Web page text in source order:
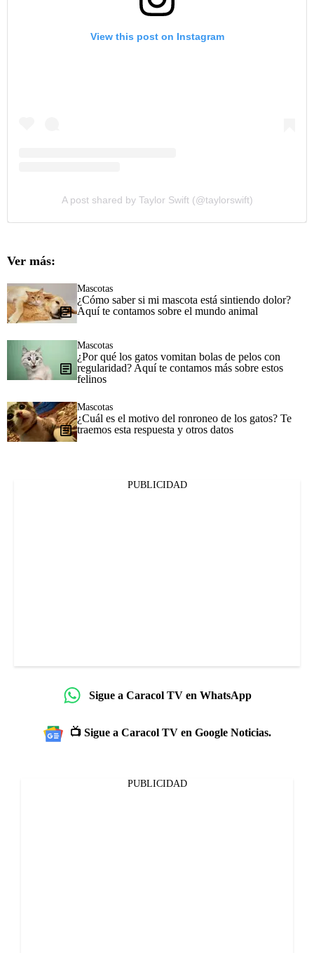
View this post on Instagram
A post shared by Taylor Swift (@taylorswift)
Ver más:
Mascotas
¿Cómo saber si mi mascota está sintiendo dolor?
Aquí te contamos sobre el mundo animal
Mascotas
¿Por qué los gatos vomitan bolas de pelos con
regularidad? Aquí te contamos más sobre estos
felinos
Mascotas
¿Cuál es el motivo del ronroneo de los gatos? Te
traemos esta respuesta y otros datos
PUBLICIDAD
Sigue a Caracol TV en WhatsApp
📺 Sigue a Caracol TV en Google Noticias.
PUBLICIDAD